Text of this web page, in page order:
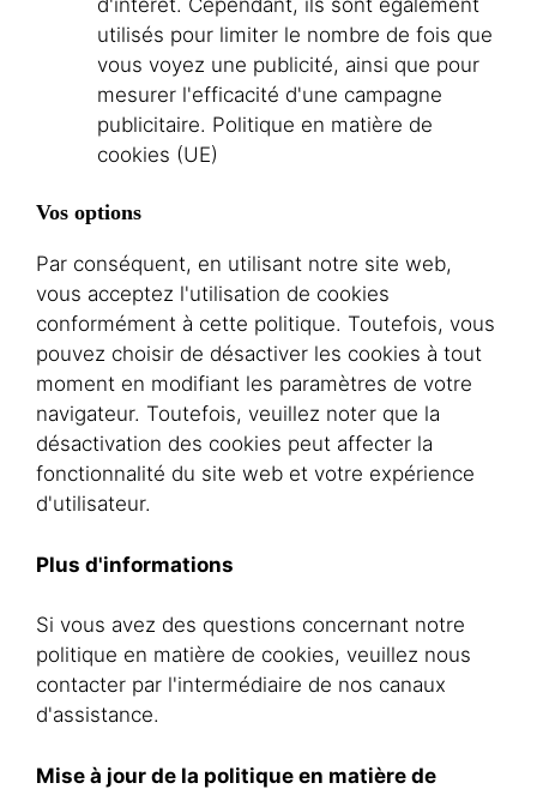
utilisés pour limiter le nombre de fois que
vous voyez une publicité, ainsi que pour
mesurer l'efficacité d'une campagne
publicitaire. Politique en matière de
cookies (UE)
Vos options
Par conséquent, en utilisant notre site web,
vous acceptez l'utilisation de cookies
conformément à cette politique. Toutefois, vous
pouvez choisir de désactiver les cookies à tout
moment en modifiant les paramètres de votre
navigateur. Toutefois, veuillez noter que la
désactivation des cookies peut affecter la
fonctionnalité du site web et votre expérience
d'utilisateur.
Plus d'informations
Si vous avez des questions concernant notre
politique en matière de cookies, veuillez nous
contacter par l'intermédiaire de nos canaux
d'assistance.
Mise à jour de la politique en matière de